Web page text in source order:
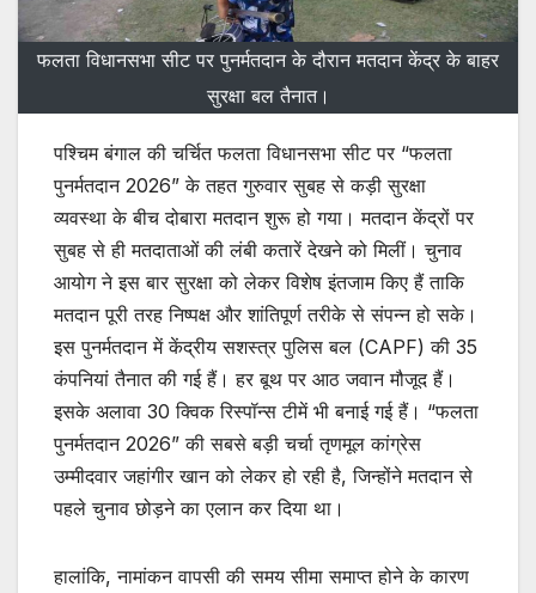
फलता विधानसभा सीट पर पुनर्मतदान के दौरान मतदान केंद्र के बाहर
सुरक्षा बल तैनात।
पश्चिम बंगाल की चर्चित फलता विधानसभा सीट पर “फलता
पुनर्मतदान 2026” के तहत गुरुवार सुबह से कड़ी सुरक्षा
व्यवस्था के बीच दोबारा मतदान शुरू हो गया। मतदान केंद्रों पर
सुबह से ही मतदाताओं की लंबी कतारें देखने को मिलीं। चुनाव
आयोग ने इस बार सुरक्षा को लेकर विशेष इंतजाम किए हैं ताकि
मतदान पूरी तरह निष्पक्ष और शांतिपूर्ण तरीके से संपन्न हो सके।
इस पुनर्मतदान में केंद्रीय सशस्त्र पुलिस बल (CAPF) की 35
कंपनियां तैनात की गई हैं। हर बूथ पर आठ जवान मौजूद हैं।
इसके अलावा 30 क्विक रिस्पॉन्स टीमें भी बनाई गई हैं। “फलता
पुनर्मतदान 2026” की सबसे बड़ी चर्चा तृणमूल कांग्रेस
उम्मीदवार जहांगीर खान को लेकर हो रही है, जिन्होंने मतदान से
पहले चुनाव छोड़ने का एलान कर दिया था।
हालांकि, नामांकन वापसी की समय सीमा समाप्त होने के कारण